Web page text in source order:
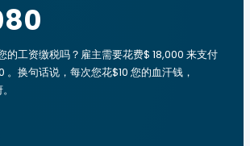
的工资缴税吗？雇主需要花费$ 18,000 来支付
换句话说，每次您花$10 您的血汗钱，